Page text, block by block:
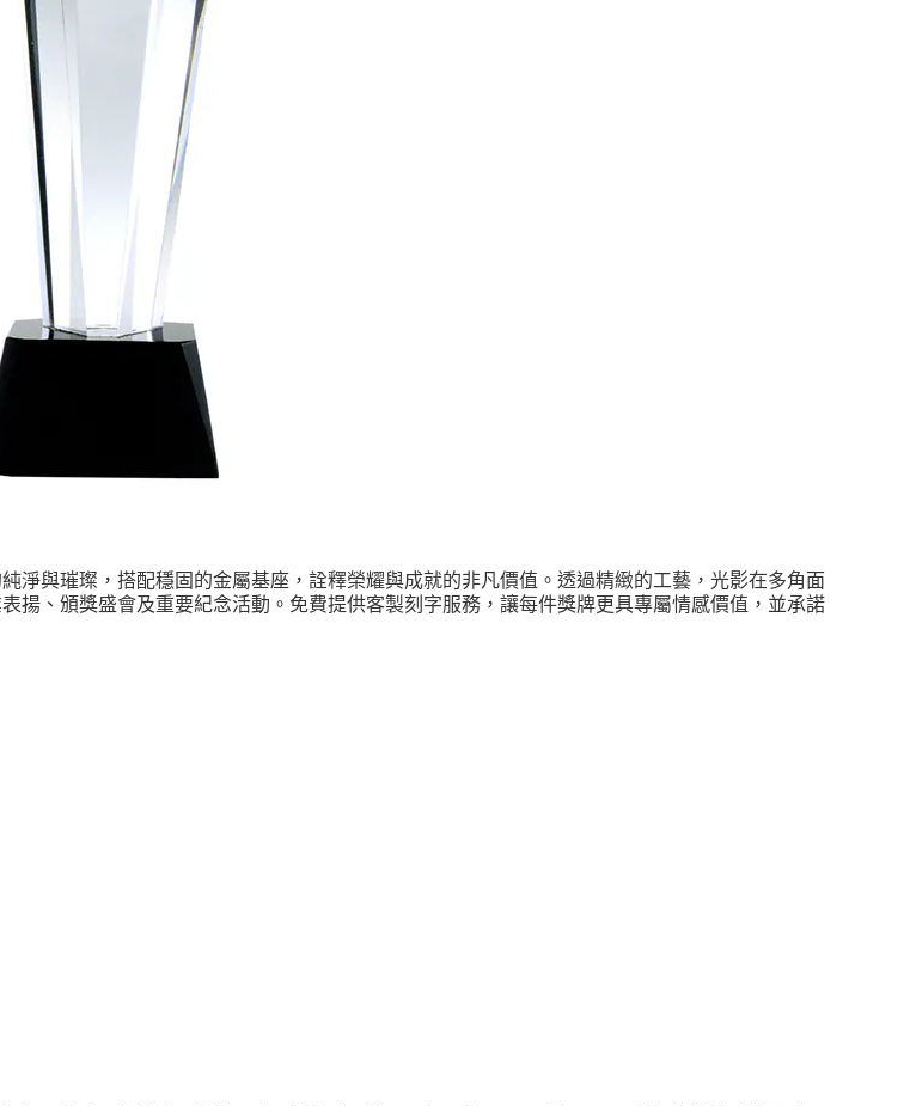
淨與璀璨，搭配穩固的金屬基座，詮釋榮耀與成就的非凡價值。透過精緻的工藝，光影在多角面
揚、頒獎盛會及重要紀念活動。免費提供客製刻字服務，讓每件獎牌更具專屬情感價值，並承諾